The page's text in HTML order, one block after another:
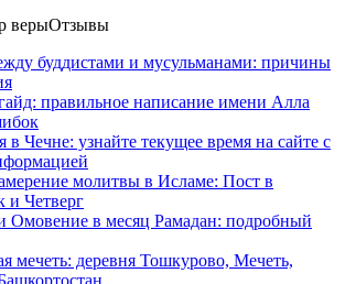
верыОтзывы
буддистами и мусульманами: причины
правильное написание имени Алла
в Чечне: узнайте текущее время на сайте с
молитвы в Исламе: Пост в
и Четверг
Омовение в месяц Рамадан: подробный
мечеть: деревня Тошкурово, Мечеть,